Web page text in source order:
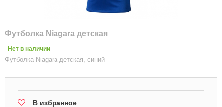
Футболка Niagara детская
Нет в наличии
Футболка Niagara детская, синий
В избранное